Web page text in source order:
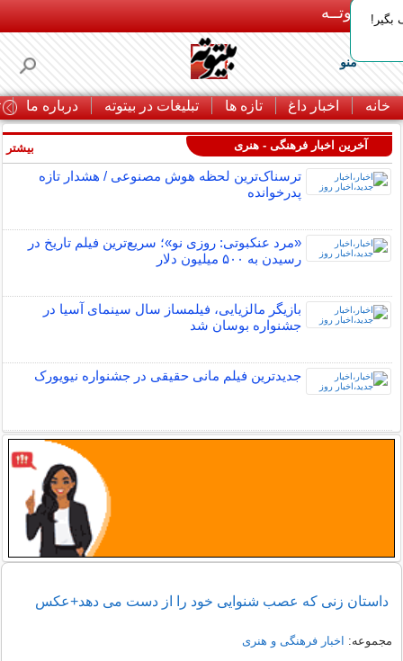
بـیتوتــه
منو
خانه اخبار داغ تازه ها تبلیغات در بیتوته درباره ما
آخرین اخبار فرهنگی - هنری
ترسناک‌ترین لحظه هوش مصنوعی / هشدار تازه
پدرخوانده
«مرد عنکبوتی: روزی نو»؛ سریع‌ترین فیلم تاریخ در
رسیدن به ۵۰۰ میلیون دلار
بازیگر مالزیایی، فیلمساز سال سینمای آسیا در
جشنواره بوسان شد
جدیدترین فیلم مانی حقیقی در جشنواره نیویورک
بیشتر
داستان زنی که عصب شنوایی خود را از دست می دهد+عکس
مجموعه: اخبار فرهنگی و هنری